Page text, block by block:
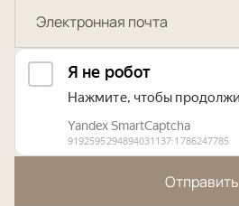
Отправить